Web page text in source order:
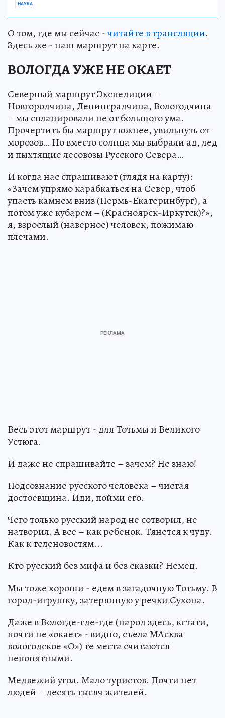
НАУКА
О том, где мы сейчас -читайте в трансляции.
Здесь же - наш маршрут на карте.
ВОЛОГДА УЖЕ НЕ ОКАЕТ
Северный маршрут Экспедиции –
Новгородчина, Ленинградчина, Вологодчина
– мы спланировали не от большого ума.
Прочертить бы маршрут южнее, увильнуть от
морозов… Но вместо солнца мы выбрали ад, лед
и пыхтящие лесовозы Русского Севера…
И когда нас спрашивают (глядя на карту):
«Зачем упрямо карабкаться на Север, чтоб
упасть камнем вниз (Пермь-Екатеринбург), а
потом уже кубарем – (Красноярск-Иркутск)?»,
я, взрослый (наверное) человек, пожимаю
плечами.
Весь этот маршрут - для Тотьмы и Великого
Устюга.
И даже не спрашивайте – зачем? Не знаю!
Подсознание русского человека – чистая
достоевщина. Иди, пойми его.
Чего только русский народ не сотворил, не
натворил. А все – как ребенок. Тянется к чуду.
Как к теленовостям...
Кто русский без мифа и без сказки? Немец.
Мы тоже хороши - едем в загадочную Тотьму. В
город-игрушку, затерянную у речки Сухона.
Даже в Вологде-где-где (народ здесь, кстати,
почти не «окает» - видно, съела МАсква
вологодское «О») те места считаются
непонятными.
Медвежий угол. Мало туристов. Почти нет
людей – десять тысяч жителей.